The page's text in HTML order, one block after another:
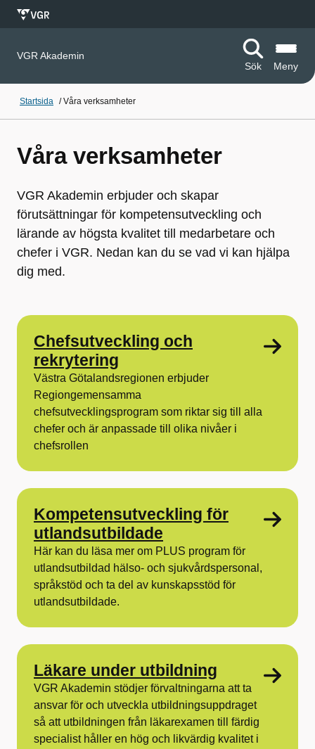
VGR Akademin
Sök
Meny
Startsida /Våra verksamheter
Våra verksamheter
VGR Akademin erbjuder och skapar
förutsättningar för kompetensutveckling och
lärande av högsta kvalitet till medarbetare och
chefer i VGR. Nedan kan du se vad vi kan hjälpa
dig med.
Chefsutveckling och
rekrytering
Västra Götalandsregionen erbjuder
Regiongemensamma
chefsutvecklingsprogram som riktar sig till alla
chefer och är anpassade till olika nivåer i
chefsrollen
Kompetensutveckling för
utlandsutbildade
Här kan du läsa mer om PLUS program för
utlandsutbildad hälso- och sjukvårdspersonal,
språkstöd och ta del av kunskapsstöd för
utlandsutbildade.
Läkare under utbildning
VGR Akademin stödjer förvaltningarna att ta
ansvar för och utveckla utbildningsuppdraget
så att utbildningen från läkarexamen till färdig
specialist håller en hög och likvärdig kvalitet i